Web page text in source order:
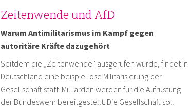
Zeitenwende und AfD
Warum Antimilitarismus im Kampf gegen
autoritäre Kräfte dazugehört
Seitdem die „Zeitenwende“ ausgerufen wurde, findet in
Deutschland eine beispiellose Militarisierung der
Gesellschaft statt. Milliarden werden für die Aufrüstung
der Bundeswehr bereitgestellt. Die Gesellschaft soll